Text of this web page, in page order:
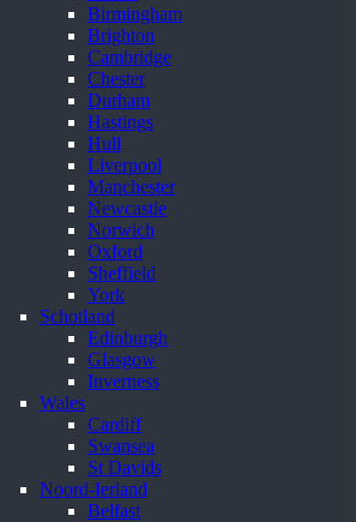
Birmingham
Brighton
Cambridge
Chester
Durham
Hastings
Hull
Liverpool
Manchester
Newcastle
Norwich
Oxford
Sheffield
York
Schotland
Edinburgh
Glasgow
Inverness
Wales
Cardiff
Swansea
St Davids
Noord-Ierland
Belfast